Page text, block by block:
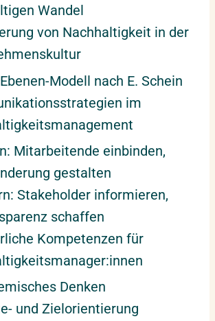
Wandel
von Nachhaltigkeit in der
Modell nach E. Schein
im
Mitarbeitende einbinden,
gestalten
Stakeholder informieren,
schaffen
Kompetenzen für
Denken
und Zielorientierung